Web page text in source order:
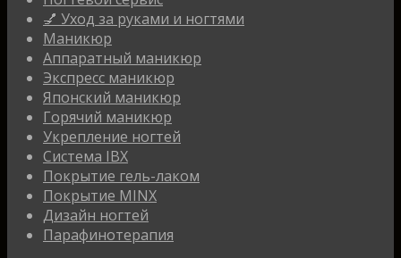
💅 Уход за руками и ногтями
Маникюр
Аппаратный маникюр
Экспресс маникюр
Японский маникюр
Горячий маникюр
Укрепление ногтей
Система IBX
Покрытие гель-лаком
Покрытие MINX
Дизайн ногтей
Парафинотерапия